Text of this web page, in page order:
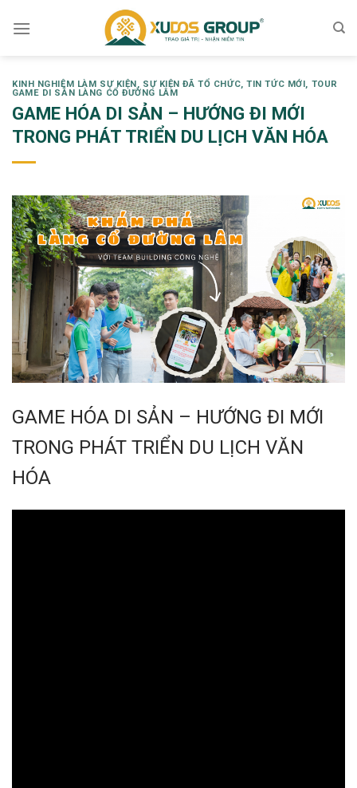
KINH NGHIỆM LÀM SỰ KIỆN, SỰ KIỆN ĐÃ TỔ CHỨC,TIN TỨC MỚI, TOUR
GAME DI SẢN LÀNG CỔ ĐƯỜNG LÂM
GAME HÓA DI SẢN – HƯỚNG ĐI MỚI
TRONG PHÁT TRIỂN DU LỊCH VĂN HÓA
GAME HÓA DI SẢN – HƯỚNG ĐI MỚI
TRONG PHÁT TRIỂN DU LỊCH VĂN
HÓA